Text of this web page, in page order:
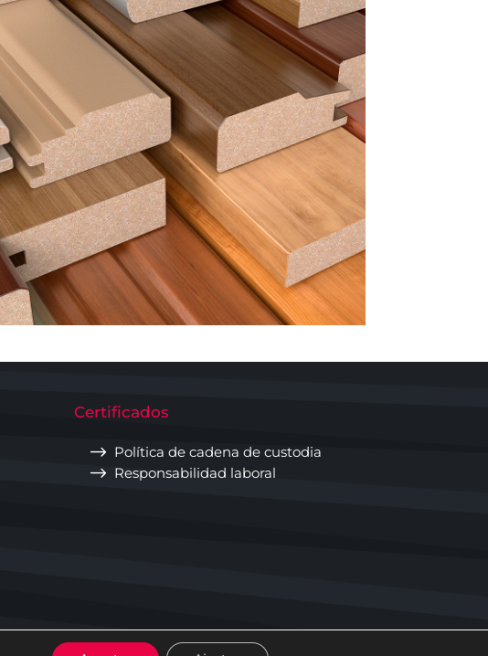
Certificados
$ Política de cadena de custodia
$ Responsabilidad laboral